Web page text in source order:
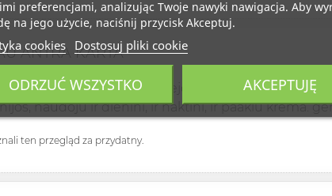
ANTRA KARTA
su sia kosmetika prasidejo nuo veido sveitiklio,
naudoju ir dienini, ir naktini, ir paakiu krema.
ten przegląd za przydatny.
preferencjami, analizując Twoje nawyki nawigacja. Aby
na jego użycie, naciśnij przycisk Akceptuj.
cookies Dostosuj pliki cookie
ODRZUĆ WSZYSTKO AKCEPTUJĘ